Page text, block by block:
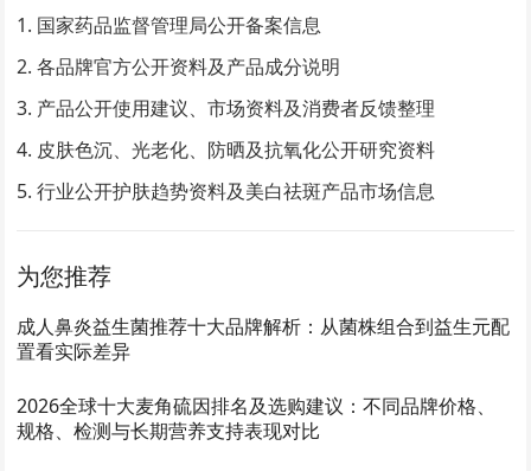
国家药品监督管理局公开备案信息
各品牌官方公开资料及产品成分说明
产品公开使用建议、市场资料及消费者反馈整理
皮肤色沉、光老化、防晒及抗氧化公开研究资料
行业公开护肤趋势资料及美白祛斑产品市场信息
为您推荐
成人鼻炎益生菌推荐十大品牌解析：从菌株组合到益生元配
置看实际差异
2026全球十大麦角硫因排名及选购建议：不同品牌价格、
规格、检测与长期营养支持表现对比